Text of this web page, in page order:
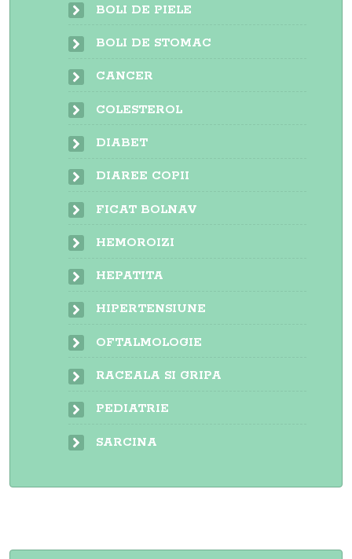
BOLI DE PIELE
BOLI DE STOMAC
CANCER
COLESTEROL
DIABET
DIAREE COPII
FICAT BOLNAV
HEMOROIZI
HEPATITA
HIPERTENSIUNE
OFTALMOLOGIE
RACEALA SI GRIPA
PEDIATRIE
SARCINA